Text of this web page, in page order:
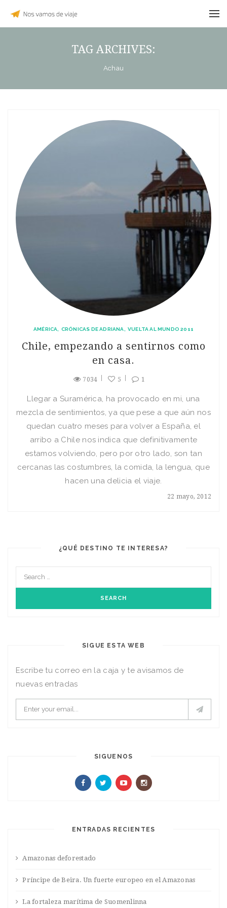
TAG ARCHIVES:
Achau
AMÉRICA CRÓNICAS DE ADRIANA VUELTA AL MUNDO 2011
Chile, empezando a sentirnos como
en casa.
7034 5 1
22 mayo, 2012
Llegar a Suramérica, ha provocado en mi, una
mezcla de sentimientos, ya que pese a que aún nos
quedan cuatro meses para volver a España, el
arribo a Chile nos indica que definitivamente
estamos volviendo, pero por otro lado, son tan
cercanas las costumbres, la comida, la lengua, que
hacen una delicia el viaje.
¿QUÉ DESTINO TE INTERESA?
SIGUE ESTA WEB
Escribe tu correo en la caja y te avisamos de
nuevas entradas
SIGUENOS
ENTRADAS RECIENTES
Amazonas deforestado
Príncipe de Beira. Un fuerte europeo en el Amazonas
La fortaleza marítima de Suomenlinna